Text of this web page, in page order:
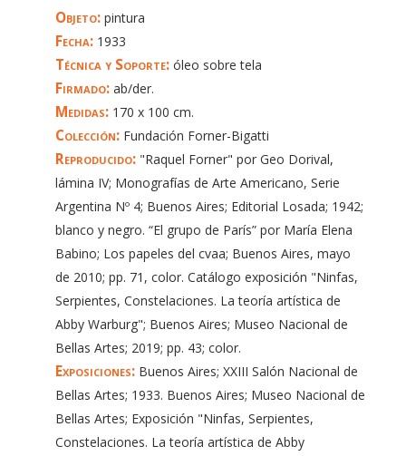
Objeto:pintura
Fecha:1933
Técnica y Soporte:óleo sobre tela
Firmado:ab/der.
Medidas:170 x 100 cm.
Colección:Fundación Forner-Bigatti
Reproducido:"Raquel Forner" por Geo Dorival,
lámina IV; Monografías de Arte Americano, Serie
Argentina Nº 4; Buenos Aires; Editorial Losada; 1942;
blanco y negro. “El grupo de París” por María Elena
Babino; Los papeles del cvaa; Buenos Aires, mayo
de 2010; pp. 71, color. Catálogo exposición "Ninfas,
Serpientes, Constelaciones. La teoría artística de
Abby Warburg"; Buenos Aires; Museo Nacional de
Bellas Artes; 2019; pp. 43; color.
Exposiciones:Buenos Aires; XXIII Salón Nacional de
Bellas Artes; 1933. Buenos Aires; Museo Nacional de
Bellas Artes; Exposición "Ninfas, Serpientes,
Constelaciones. La teoría artística de Abby